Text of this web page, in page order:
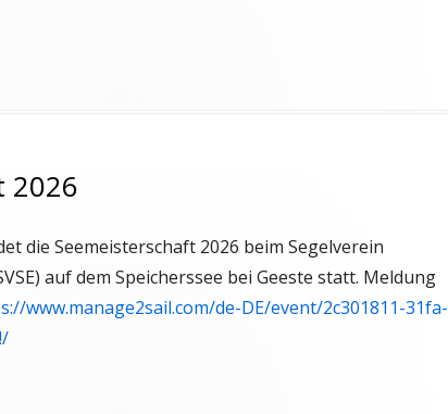
2026
die Seemeisterschaft 2026 beim Segelverein
auf dem Speicherssee bei Geeste statt. Meldung
www.manage2sail.com/de-DE/event/2c301811-31fa-